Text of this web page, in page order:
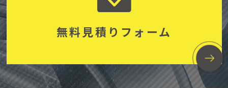
無料見積りフォーム